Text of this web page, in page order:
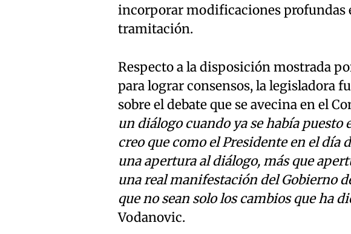
incorporar modificaciones profundas
tramitación.
Respecto a la disposición mostrada
para lograr consensos, la legisladora
sobre el debate que se avecina en el
un diálogo cuando ya se había puesto
creo que como el Presidente en el día
una apertura al diálogo, más que
una real manifestación del Gobierno
que no sean solo los cambios que ha
Vodanovic.